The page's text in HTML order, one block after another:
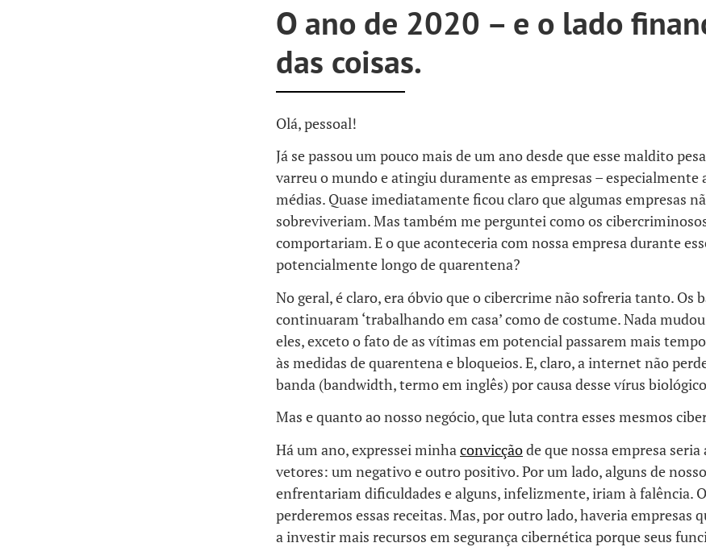
O ano de 2020 – e o lado
das coisas.
Olá, pessoal!
Já se passou um pouco mais de um ano desde que esse maldito
varreu o mundo e atingiu duramente as empresas – especialmente
médias. Quase imediatamente ficou claro que algumas empresas
sobreviveriam. Mas também me perguntei como os
comportariam. E o que aconteceria com nossa empresa durante
potencialmente longo de quarentena?
No geral, é claro, era óbvio que o cibercrime não sofreria tanto. Os
continuaram ‘trabalhando em casa’ como de costume. Nada
eles, exceto o fato de as vítimas em potencial passarem mais
às medidas de quarentena e bloqueios. E, claro, a internet não
banda (bandwidth, termo em inglês) por causa desse vírus
Mas e quanto ao nosso negócio, que luta contra esses mesmos
Há um ano, expressei minhaconvicçãode que nossa empresa
vetores: um negativo e outro positivo. Por um lado, alguns de
enfrentariam dificuldades e alguns, infelizmente, iriam à falência.
perderemos essas receitas. Mas, por outro lado, haveria empresas
a investir mais recursos em segurança cibernética porque seus